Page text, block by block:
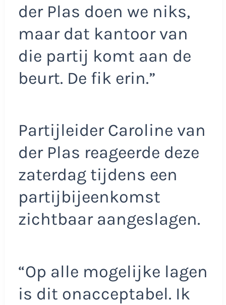
der Plas doen we niks,
maar dat kantoor van
die partij komt aan de
beurt. De fik erin.”
Partijleider Caroline van
der Plas reageerde deze
zaterdag tijdens een
partijbijeenkomst
zichtbaar aangeslagen.
“Op alle mogelijke lagen
is dit onacceptabel. Ik